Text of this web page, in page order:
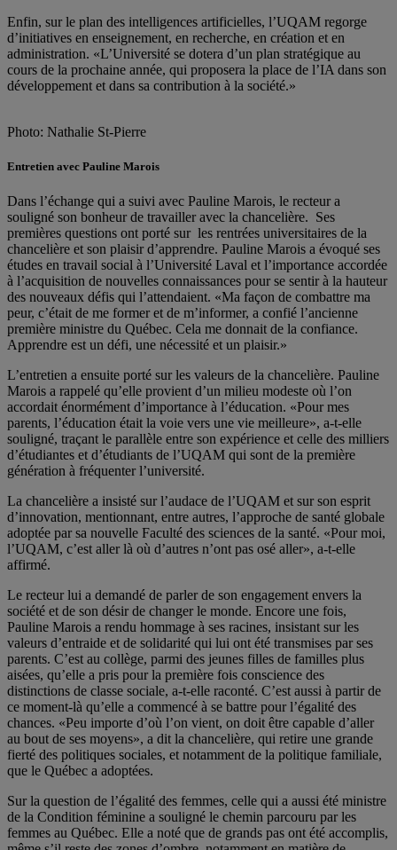
Enfin, sur le plan des intelligences artificielles, l’UQAM regorge
d’initiatives en enseignement, en recherche, en création et en
administration. «L’Université se dotera d’un plan stratégique au
cours de la prochaine année, qui proposera la place de l’IA dans son
développement et dans sa contribution à la société.»
Photo: Nathalie St-Pierre
Entretien avec Pauline Marois
Dans l’échange qui a suivi avec Pauline Marois, le recteur a
souligné son bonheur de travailler avec la chancelière. Ses
premières questions ont porté sur les rentrées universitaires de la
chancelière et son plaisir d’apprendre. Pauline Marois a évoqué ses
études en travail social à l’Université Laval et l’importance accordée
à l’acquisition de nouvelles connaissances pour se sentir à la hauteur
des nouveaux défis qui l’attendaient. «Ma façon de combattre ma
peur, c’était de me former et de m’informer, a confié l’ancienne
première ministre du Québec. Cela me donnait de la confiance.
Apprendre est un défi, une nécessité et un plaisir.»
L’entretien a ensuite porté sur les valeurs de la chancelière. Pauline
Marois a rappelé qu’elle provient d’un milieu modeste où l’on
accordait énormément d’importance à l’éducation. «Pour mes
parents, l’éducation était la voie vers une vie meilleure», a-t-elle
souligné, traçant le parallèle entre son expérience et celle des milliers
d’étudiantes et d’étudiants de l’UQAM qui sont de la première
génération à fréquenter l’université.
La chancelière a insisté sur l’audace de l’UQAM et sur son esprit
d’innovation, mentionnant, entre autres, l’approche de santé globale
adoptée par sa nouvelle Faculté des sciences de la santé. «Pour moi,
l’UQAM, c’est aller là où d’autres n’ont pas osé aller», a-t-elle
affirmé.
Le recteur lui a demandé de parler de son engagement envers la
société et de son désir de changer le monde. Encore une fois,
Pauline Marois a rendu hommage à ses racines, insistant sur les
valeurs d’entraide et de solidarité qui lui ont été transmises par ses
parents. C’est au collège, parmi des jeunes filles de familles plus
aisées, qu’elle a pris pour la première fois conscience des
distinctions de classe sociale, a-t-elle raconté. C’est aussi à partir de
ce moment-là qu’elle a commencé à se battre pour l’égalité des
chances. «Peu importe d’où l’on vient, on doit être capable d’aller
au bout de ses moyens», a dit la chancelière, qui retire une grande
fierté des politiques sociales, et notamment de la politique familiale,
que le Québec a adoptées.
Sur la question de l’égalité des femmes, celle qui a aussi été ministre
de la Condition féminine a souligné le chemin parcouru par les
femmes au Québec. Elle a noté que de grands pas ont été accomplis,